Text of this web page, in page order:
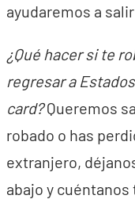
ayudaremos a
¿Qué hacer si te
regresar a
card?Queremos
robado o has
extranjero,
abajo y cuéntanos